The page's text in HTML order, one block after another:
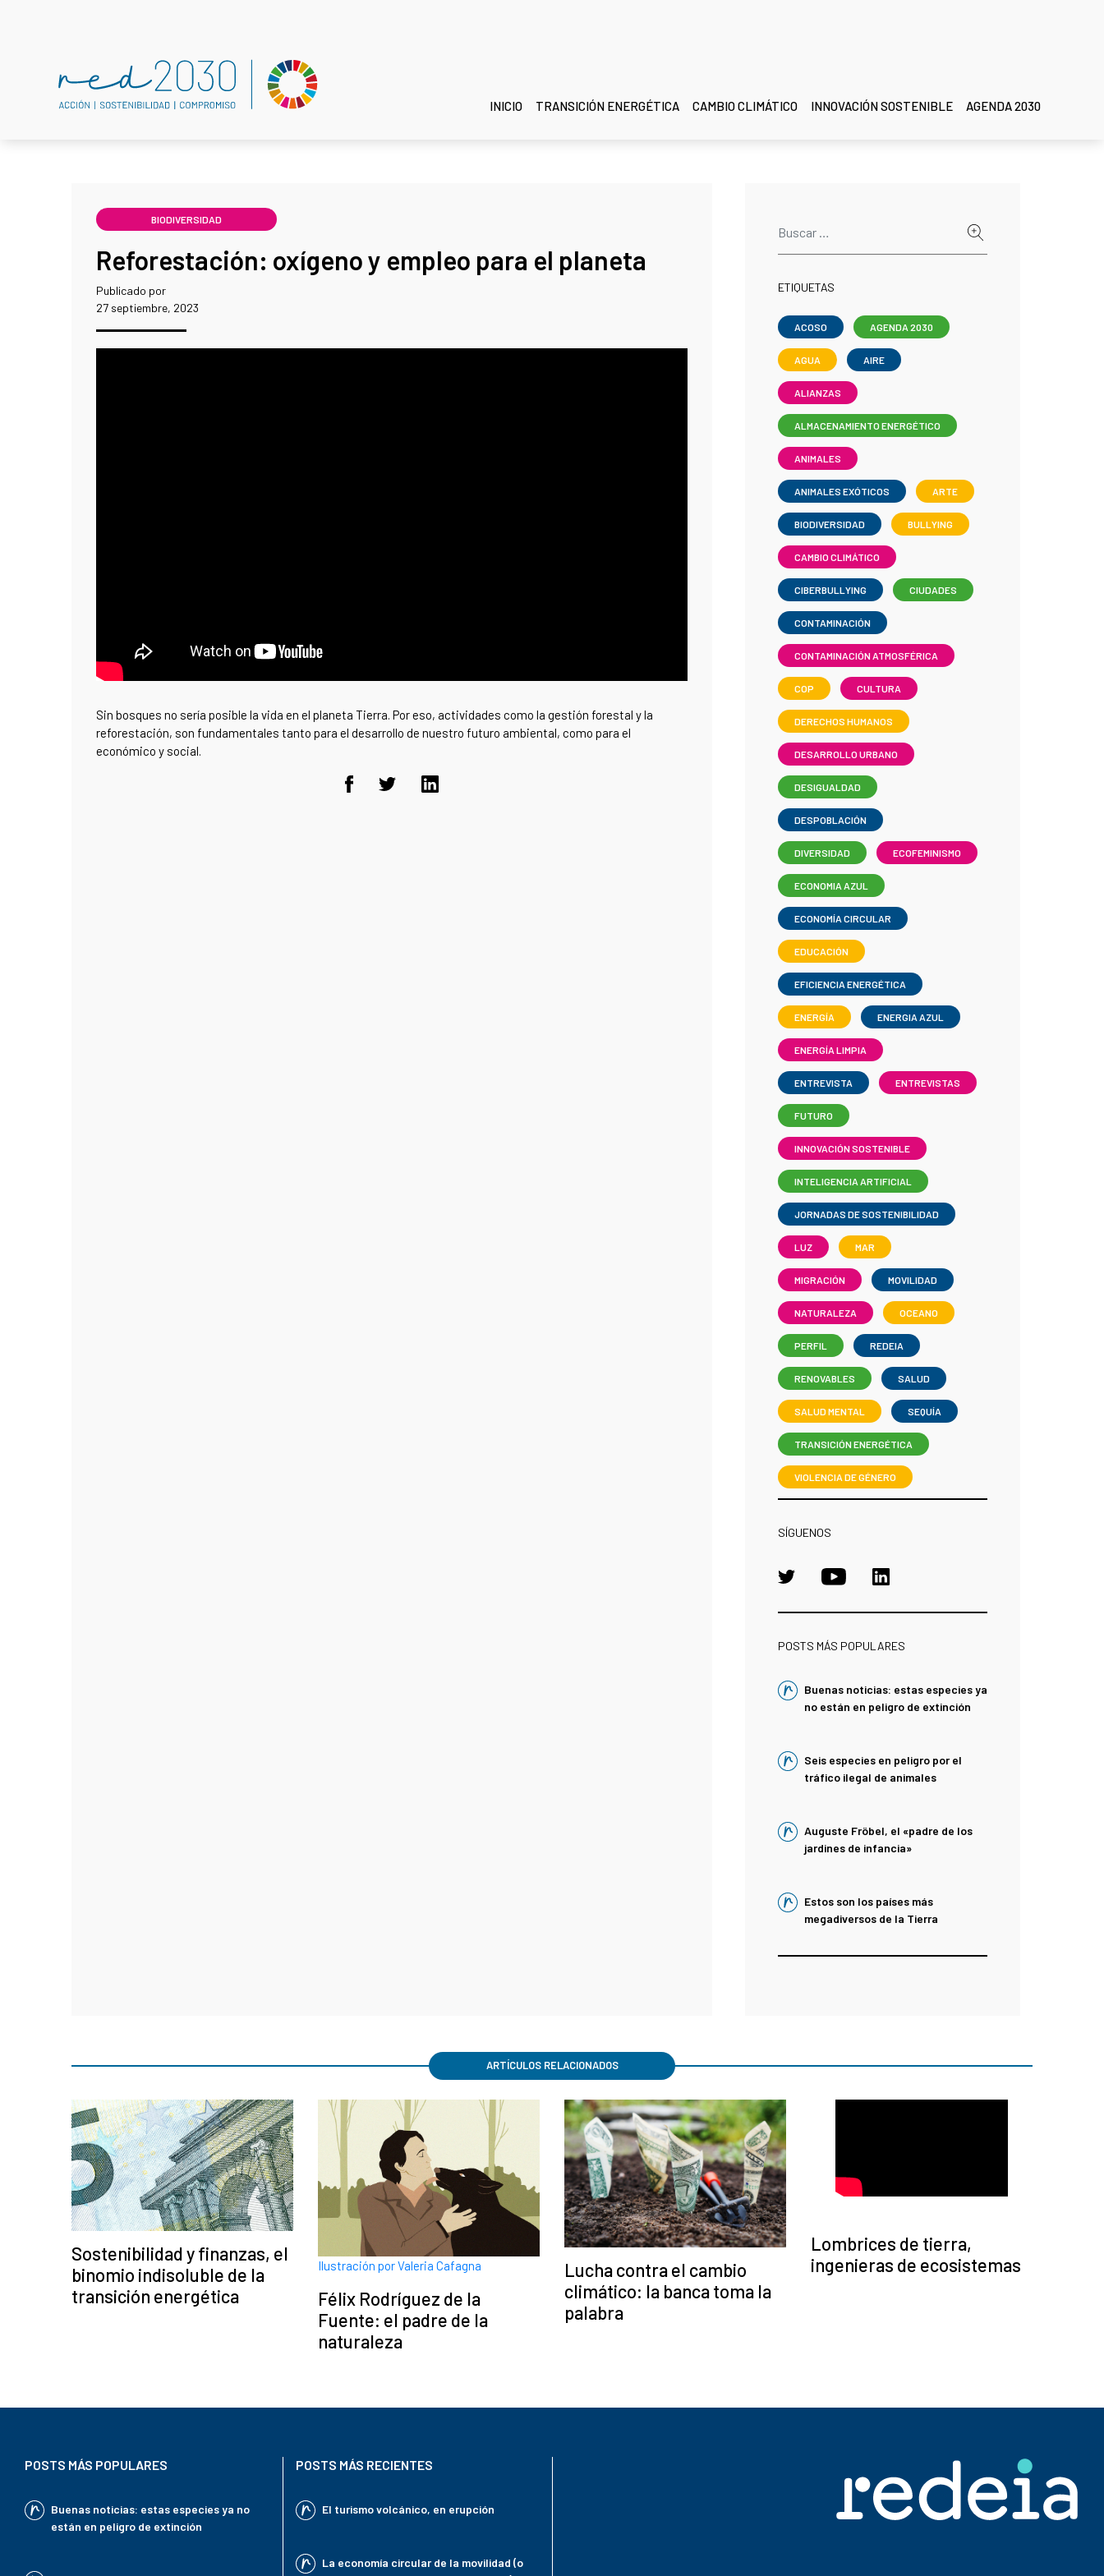
INICIO TRANSICIÓN ENERGÉTICA CAMBIO CLIMÁTICO INNOVACIÓN SOSTENIBLE AGENDA 2030
BIODIVERSIDAD
Reforestación: oxígeno y empleo para el planeta
Publicado por
27 septiembre, 2023
Sin bosques no sería posible la vida en el planeta Tierra. Por eso, actividades como la gestión forestal y la
reforestación, son fundamentales tanto para el desarrollo de nuestro futuro ambiental, como para el
económico y social.
ETIQUETAS
ACOSO AGENDA 2030
AGUA AIRE
ALIANZAS
ALMACENAMIENTO ENERGÉTICO
ANIMALES
ANIMALES EXÓTICOS ARTE
BIODIVERSIDAD BULLYING
CAMBIO CLIMÁTICO
CIBERBULLYING CIUDADES
CONTAMINACIÓN
CONTAMINACIÓN ATMOSFÉRICA
COP CULTURA
DERECHOS HUMANOS
DESARROLLO URBANO
DESIGUALDAD
DESPOBLACIÓN
DIVERSIDAD ECOFEMINISMO
ECONOMIA AZUL
ECONOMÍA CIRCULAR
EDUCACIÓN
EFICIENCIA ENERGÉTICA
ENERGÍA ENERGIA AZUL
ENERGÍA LIMPIA
ENTREVISTA ENTREVISTAS
FUTURO
INNOVACIÓN SOSTENIBLE
INTELIGENCIA ARTIFICIAL
JORNADAS DE SOSTENIBILIDAD
LUZ MAR
MIGRACIÓN MOVILIDAD
NATURALEZA OCEANO
PERFIL REDEIA
RENOVABLES SALUD
SALUD MENTAL SEQUÍA
TRANSICIÓN ENERGÉTICA
VIOLENCIA DE GÉNERO
SÍGUENOS
POSTS MÁS POPULARES
Buenas noticias: estas especies ya
no están en peligro de extinción
Seis especies en peligro por el
tráfico ilegal de animales
Auguste Fröbel, el «padre de los
jardines de infancia»
Estos son los países más
megadiversos de la Tierra
ARTÍCULOS RELACIONADOS
Sostenibilidad y finanzas, el
binomio indisoluble de la
transición energética
Ilustración por Valeria Cafagna
Félix Rodríguez de la
Fuente: el padre de la
naturaleza
Lucha contra el cambio
climático: la banca toma la
palabra
Lombrices de tierra,
ingenieras de ecosistemas
POSTS MÁS POPULARES
Buenas noticias: estas especies ya no
están en peligro de extinción
POSTS MÁS RECIENTES
El turismo volcánico, en erupción
La economía circular de la movilidad (o